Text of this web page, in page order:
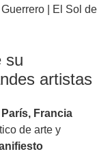
| El Sol de
su
artistas
Francia
de arte y